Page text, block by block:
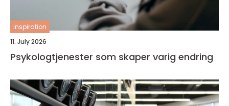
inspiration
11. July 2026
Psykologtjenester som skaper varig endring